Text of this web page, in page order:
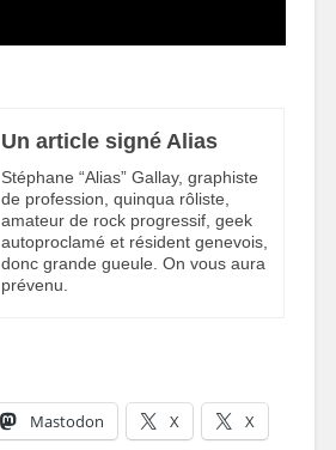
Un article signé Alias
Stéphane “Alias” Gallay, graphiste
de profession, quinqua rôliste,
amateur de rock progressif, geek
autoproclamé et résident genevois,
donc grande gueule. On vous aura
prévenu.
Mastodon X X